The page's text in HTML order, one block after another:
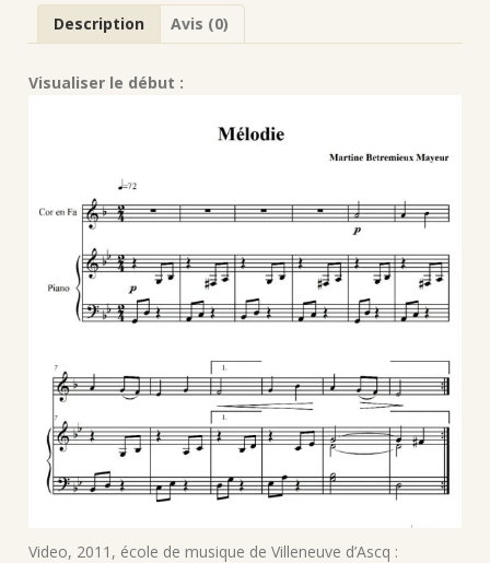
piano
(version
Description Avis (0)
Visualiser le début :
Video, 2011, école de musique de Villeneuve d’Ascq :